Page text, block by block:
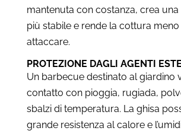
mantenuta con costanza, crea
più stabile e rende la cottura meno
attaccare.
PROTEZIONE DAGLI AGENTI
Un barbecue destinato al giardino
contatto con pioggia, rugiada,
sbalzi di temperatura. La ghisa
grande resistenza al calore e